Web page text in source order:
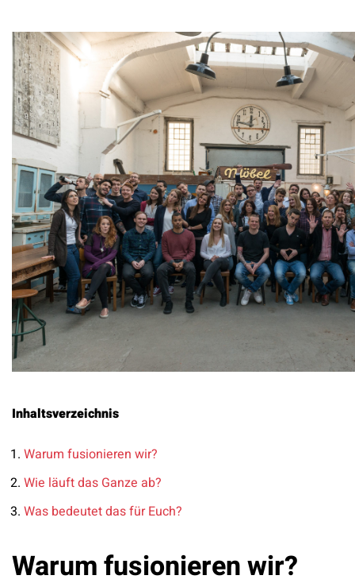
Inhaltsverzeichnis
Warum fusionieren wir?
Wie läuft das Ganze ab?
Was bedeutet das für Euch?
Warum fusionieren wir?